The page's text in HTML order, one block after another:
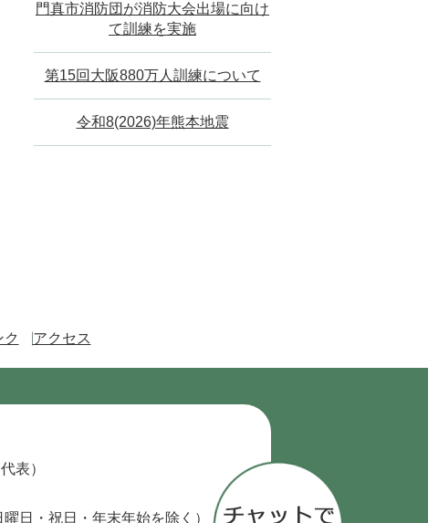
門真市消防団が消防大会出場に向け
て訓練を実施
第15回大阪880万人訓練について
令和8(2026)年熊本地震
アクセス
表）
曜日・祝日・年末年始を除く）